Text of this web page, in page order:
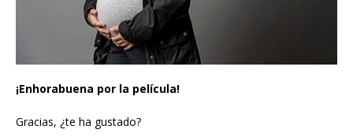
¡Enhorabuena por la película!
Gracias, ¿te ha gustado?